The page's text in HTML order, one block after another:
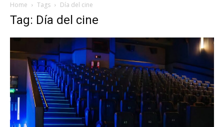
Home Tags Día del cine
Tag: Día del cine